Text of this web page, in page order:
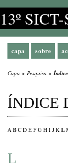
13º
capa sobre
Capa > Pesquisa >
ÍNDICE
A B C D E F G H I J K L
L